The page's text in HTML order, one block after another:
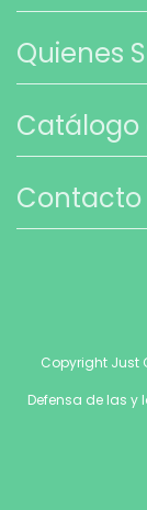
Quienes
Contacto
Copyright Just
Defensa de las y